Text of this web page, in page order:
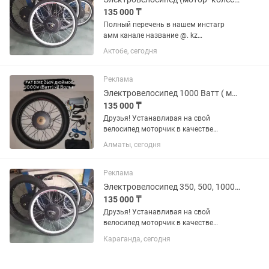
135 000 ₸
Полный перечень в нашем инстагр
амм канале название @. kz
Электровелосипеды Казахстана В
отличие от заводских моделей
сборных в 2,5 раза дешевле с
аналогичными...
Актобе, сегодня
Реклама
Электровелосипед 1000 Ватт ( мотор - колесо )
135 000 ₸
Друзья! Устанавливая на свой
велосипед моторчик в качестве
помошника Вы получаете Велосипед с
двигателем который согласно "Закона
относится к категории велосипеды
(Не...
Алматы, сегодня
Реклама
Электровелосипед 350, 500, 1000, 1500 Ватт (мотор-колесо)
135 000 ₸
Друзья! Устанавливая на свой
велосипед моторчик в качестве
двигателем который согласно "Закона
Караганда, сегодня